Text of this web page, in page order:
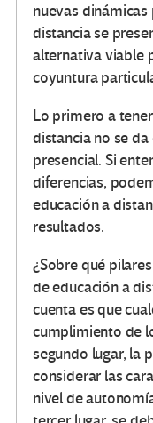
nuevas
distancia se
alternativa viable
coyuntura
Lo primero a
distancia no se
presencial. Si
diferencias,
educación a
resultados.
¿Sobre qué
de educación a
cuenta es que
cumplimiento de
segundo lugar, la
considerar las
nivel de